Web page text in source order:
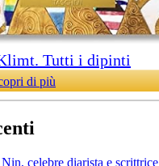
Tutti i dipinti
di più
celebre diarista e scrittrice